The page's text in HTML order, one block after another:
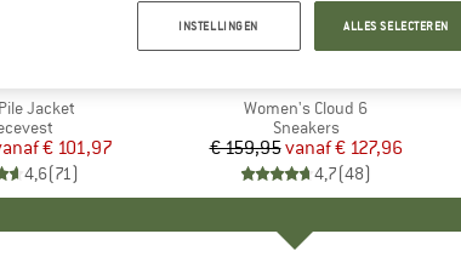
Jacket
Prijs
Verlaagde prijs
€ 101,97
4,6(71)
Artikel
Women's Cloud 6
Productgroep
Sneakers
Prijs
€ 159,95 Verlaagde prijs
vanaf€ 127,96
4,7(48)
INSTELLINGEN ALLES SELECTEREN